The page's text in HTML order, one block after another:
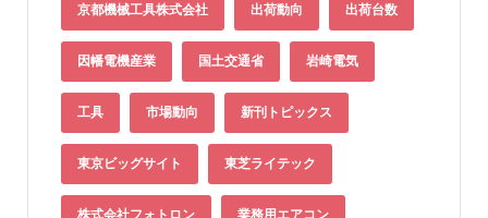
京都機械工具株式会社 出荷動向 出荷台数
因幡電機産業 国土交通省 岩崎電気
工具 市場動向 新刊トピックス
東京ビッグサイト 東芝ライテック
株式会社フォトロン 業務用エアコン